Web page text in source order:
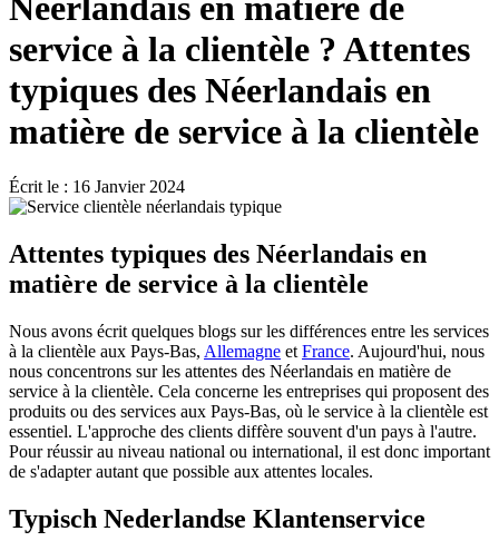
Néerlandais en matière de
service à la clientèle ? Attentes
typiques des Néerlandais en
matière de service à la clientèle
Écrit le : 16 Janvier 2024
Attentes typiques des Néerlandais en
matière de service à la clientèle
Nous avons écrit quelques blogs sur les différences entre les services
à la clientèle aux Pays-Bas, Allemagne et France. Aujourd'hui, nous
nous concentrons sur les attentes des Néerlandais en matière de
service à la clientèle. Cela concerne les entreprises qui proposent des
produits ou des services aux Pays-Bas, où le service à la clientèle est
essentiel. L'approche des clients diffère souvent d'un pays à l'autre.
Pour réussir au niveau national ou international, il est donc important
de s'adapter autant que possible aux attentes locales.
Typisch Nederlandse Klantenservice